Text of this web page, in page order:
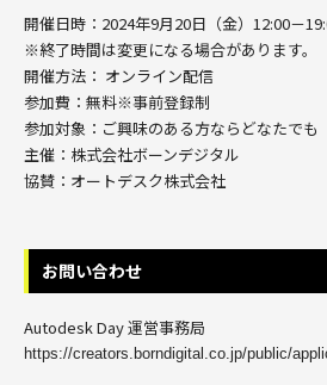
開催日時：2024年9月20日（金）12:00－
※終了時間は変更になる場合があります。
開催方法： オンライン配信
参加費：無料※事前登録制
参加対象：ご興味のある方ならどなたでも
主催：株式会社ボーンデジタル
協賛：オートデスク株式会社
お問い合わせ
Autodesk Day 運営事務局
https://creators.borndigital.co.jp/public/